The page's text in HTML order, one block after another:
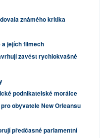
známého kritika
a jejích filmech
zavést rychlokvašné
podnikatelské morálce
obyvatele New Orleansu
předčasné parlamentní